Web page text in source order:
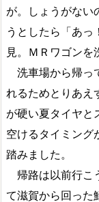
が。しょうがない
うとしたら「あっ
見。ＭＲワゴンを
洗車場から帰っ
れるためとりあえ
が硬い夏タイヤと
空けるタイミング
踏みました。
帰路は以前行こ
て滋賀から回った